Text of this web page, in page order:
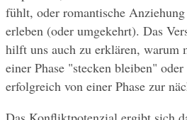
fühlt, oder romantische
erleben (oder umgekehrt). Das
hilft uns auch zu erklären, warum
einer Phase "stecken bleiben"
erfolgreich von einer Phase zur